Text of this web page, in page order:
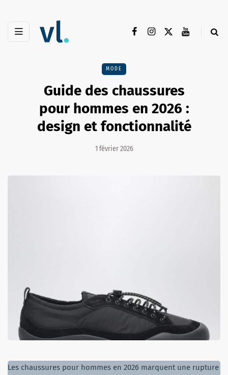
MODE
Guide des chaussures
pour hommes en 2026 :
design et fonctionnalité
1 février 2026
Les chaussures pour hommes en 2026 marquent une rupture